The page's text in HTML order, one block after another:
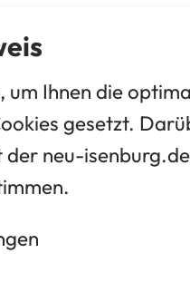
um Ihnen die
gesetzt.
neu-